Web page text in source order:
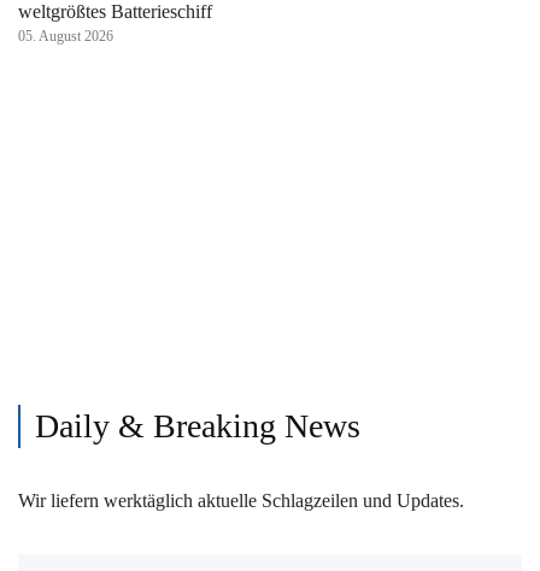
weltgrößtes Batterieschiff
05. August 2026
Daily & Breaking News
Wir liefern werktäglich aktuelle Schlagzeilen und Updates.